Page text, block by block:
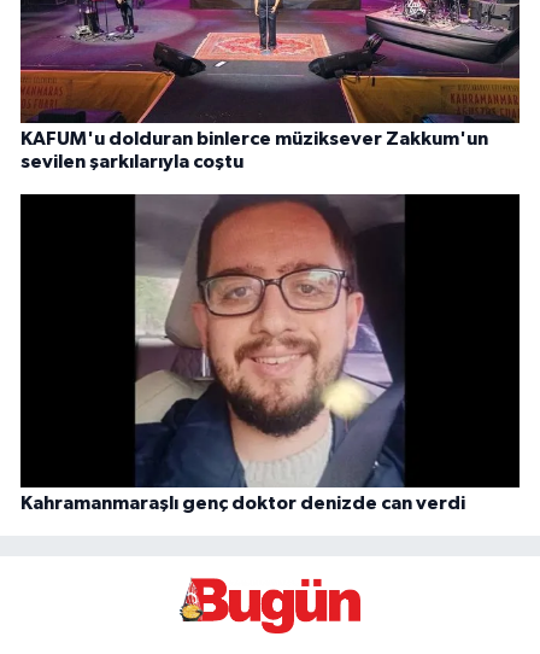
KAFUM'u dolduran binlerce müziksever Zakkum'un
sevilen şarkılarıyla coştu
Kahramanmaraşlı genç doktor denizde can verdi